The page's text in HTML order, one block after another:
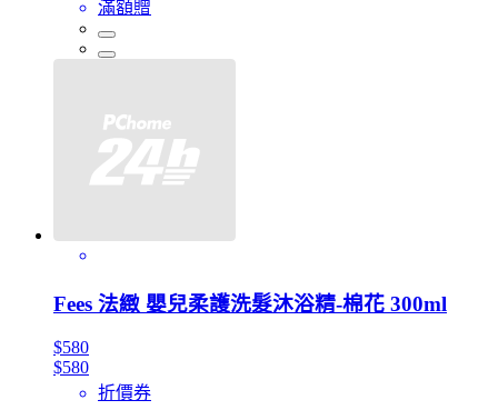
滿額贈
Fees 法緻 嬰兒柔護洗髮沐浴精-棉花 300ml
$580
$580
折價券